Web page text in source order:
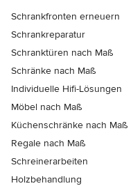
Schrankfronten erneuern
Schrankreparatur
Schranktüren nach Maß
Schränke nach Maß
Individuelle Hifi-Lösungen
Möbel nach Maß
Küchenschränke nach Maß
Regale nach Maß
Schreinerarbeiten
Holzbehandlung